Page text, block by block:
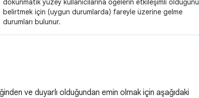
dokunmatik yüzey kullanıcılarına öğelerin etkileşimli olduğunu
belirtmek için (uygun durumlarda) fareyle üzerine gelme
durumları bulunur.
ve duyarlı olduğundan emin olmak için aşağıdaki